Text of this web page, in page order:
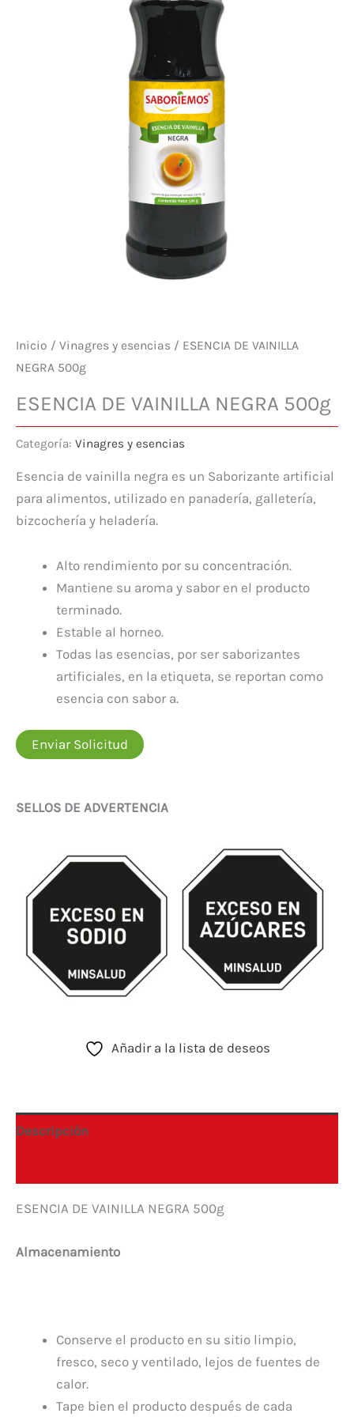
Inicio / Vinagres y esencias / ESENCIA DE VAINILLA
NEGRA 500g
ESENCIA DE VAINILLA NEGRA 500g
Categoría: Vinagres y esencias
Esencia de vainilla negra es un Saborizante artificial
para alimentos, utilizado en panadería, galletería,
bizcochería y heladería.
Alto rendimiento por su concentración.
Mantiene su aroma y sabor en el producto
terminado.
Estable al horneo.
Todas las esencias, por ser saborizantes
artificiales, en la etiqueta, se reportan como
esencia con sabor a.
Enviar Solicitud
SELLOS DE ADVERTENCIA
Añadir a la lista de deseos
Descripción
ESENCIA DE VAINILLA NEGRA 500g
Almacenamiento
Conserve el producto en su sitio limpio,
fresco, seco y ventilado, lejos de fuentes de
calor.
Tape bien el producto después de cada